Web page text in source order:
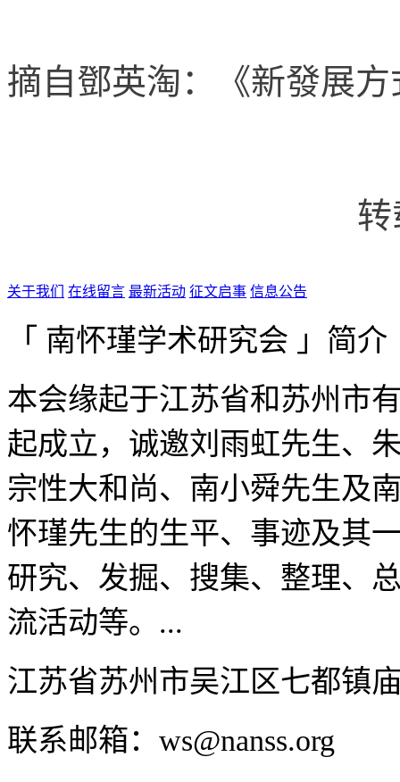
摘自鄧英淘：《新發展
关于我们 在线留言 最新活动 征文启事 信息公告
「 南怀瑾学术研究会 」简介
本会缘起于江苏省和苏州市
起成立，诚邀刘雨虹先生、
宗性大和尚、南小舜先生及
怀瑾先生的生平、事迹及其
研究、发掘、搜集、整理、
流活动等。...
江苏省苏州市吴江区七都镇
联系邮箱：ws@nanss.org